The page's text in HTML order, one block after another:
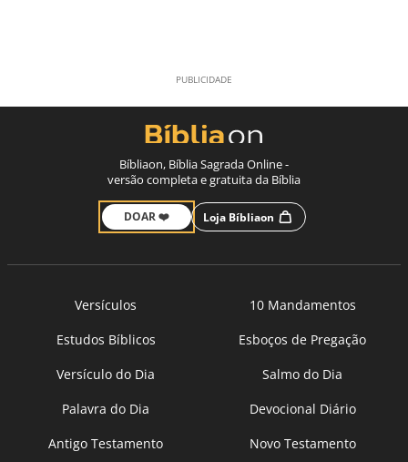
Bíbliaon, Bíblia Sagrada Online -
versão completa e gratuita da Bíblia
DOAR ❤️ Loja Bíbliaon
Versículos
10 Mandamentos
Estudos Bíblicos
Esboços de Pregação
Versículo do Dia
Salmo do Dia
Palavra do Dia
Devocional Diário
Antigo Testamento
Novo Testamento